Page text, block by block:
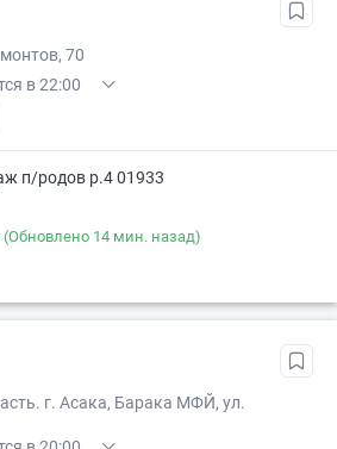
70
в 22:00
п/родов р.4 01933
(Обновлено 14 мин. назад)
г. Асака, Барака МФЙ, ул.